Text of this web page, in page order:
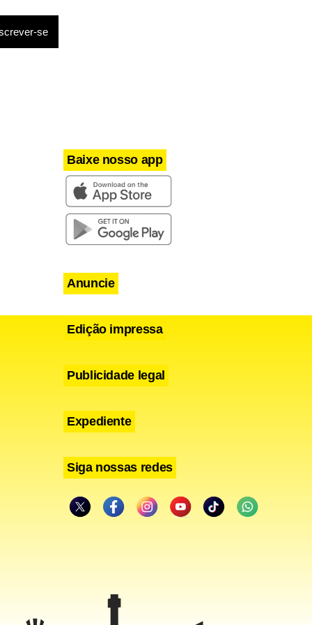
que
nos
Baixe nosso app
Anuncie
Edição impressa
Publicidade legal
Expediente
Siga nossas redes